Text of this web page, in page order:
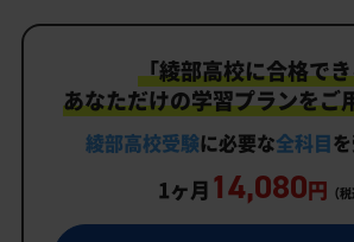
「綾部高校に合格で
あなただけの学習プランをご
綾部高校受験に必要な全科目
1ヶ月 14,080円 （